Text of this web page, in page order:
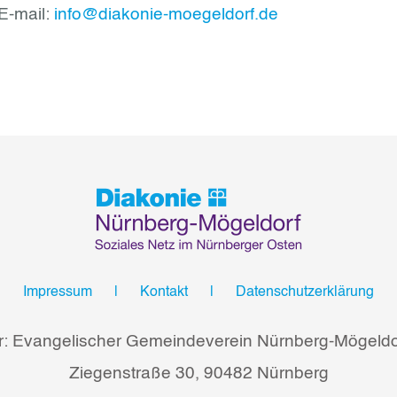
E-mail: info@diakonie-moegeldorf.de
Impressum Kontakt Datenschutzerklärung
Evangelischer Gemeindeverein Nürnberg-
Ziegenstraße 30, 90482 Nürnberg